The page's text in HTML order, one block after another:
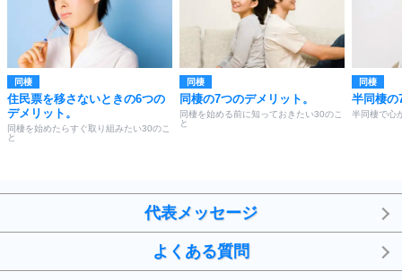
同棲
住民票を移さないときの6つの
デメリット。
同棲を始めたらすぐ取り組みたい30のこ
と
同棲
同棲の7つのデメリット。
同棲を始める前に知っておきたい30のこ
と
同棲
半同棲の
半同棲で心
代表メッセージ
よくある質問